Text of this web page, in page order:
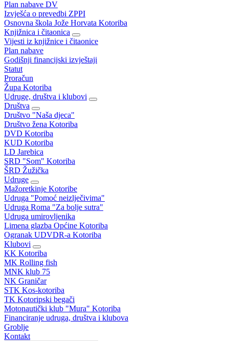
Plan nabave DV
Izvješća o prevedbi ZPPI
Osnovna škola Jože Horvata Kotoriba
Knjižnica i čitaonica
Vijesti iz knjižnice i čitaonice
Plan nabave
Godišnji financijski izvještaji
Statut
Proračun
Župa Kotoriba
Udruge, društva i klubovi
Društva
Društvo "Naša djeca"
Društvo žena Kotoriba
DVD Kotoriba
KUD Kotoriba
LD Jarebica
SRD "Som" Kotoriba
ŠRD Žužička
Udruge
Mažoretkinje Kotoribe
Udruga "Pomoć neizlječivima"
Udruga Roma "Za bolje sutra"
Udruga umirovljenika
Limena glazba Općine Kotoriba
Ogranak UDVDR-a Kotoriba
Klubovi
KK Kotoriba
MK Rolling fish
MNK klub 75
NK Graničar
STK Kos-kotoriba
TK Kotoripski begači
Motonautički klub "Mura" Kotoriba
Financiranje udruga, društva i klubova
Groblje
Kontakt